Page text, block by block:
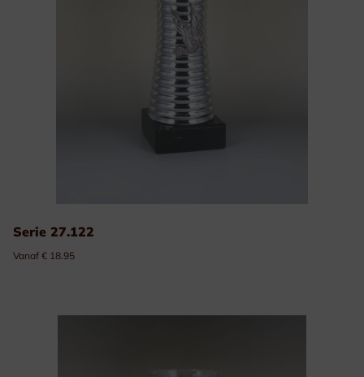
Serie 27.122
Vanaf € 18.95